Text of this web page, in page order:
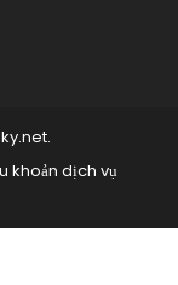
.
khoản dịch vụ